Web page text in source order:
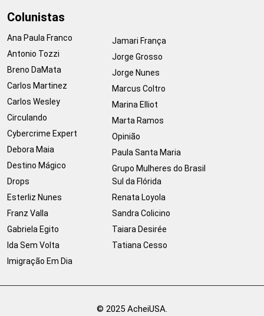
Colunistas
Ana Paula Franco
Antonio Tozzi
Breno DaMata
Carlos Martinez
Carlos Wesley
Circulando
Cybercrime Expert
Debora Maia
Destino Mágico
Drops
Esterliz Nunes
Franz Valla
Gabriela Egito
Ida Sem Volta
Imigração Em Dia
Jamari França
Jorge Grosso
Jorge Nunes
Marcus Coltro
Marina Elliot
Marta Ramos
Opinião
Paula Santa Maria
Grupo Mulheres do Brasil
Sul da Flórida
Renata Loyola
Sandra Colicino
Taiara Desirée
Tatiana Cesso
© 2025 AcheiUSA.